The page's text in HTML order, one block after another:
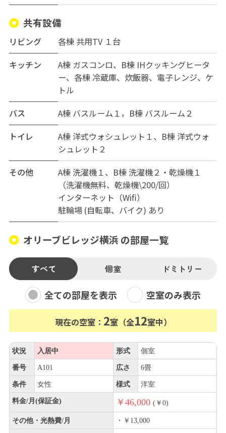
共有設備
リビング
各棟 共用TV １台
キッチン
A棟 ガスコンロ、B棟 IHクッキングヒータ
ー、各棟 冷蔵庫、炊飯器、電子レンジ、ケ
トル
バス
A棟 バスルーム１，B棟 バスルーム２
トイレ
A棟 洋式ウォシュレット１、B棟 洋式ウォ
シュレット２
その他
A棟 洗濯機１、B棟 洗濯機２・乾燥機１
（洗濯機無料、乾燥機\200/回）
インターネット（Wifi）
駐輪場 (自転車、バイク) あり
オリーブビレッジ横浜 の部屋一覧
すべて 個室 ドミトリー
全ての部屋を表示 空室のみ表示
現在の空室： 2室（全12室中）
状況 入居中 形式 個室
番号 A101 広さ 6畳
条件 女性 様式 洋室
料金/月(保証金) ￥46,000 (￥0)
その他・光熱費/月 ・￥13,000